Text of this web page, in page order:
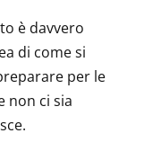
è davvero
di come si
per le
non ci sia